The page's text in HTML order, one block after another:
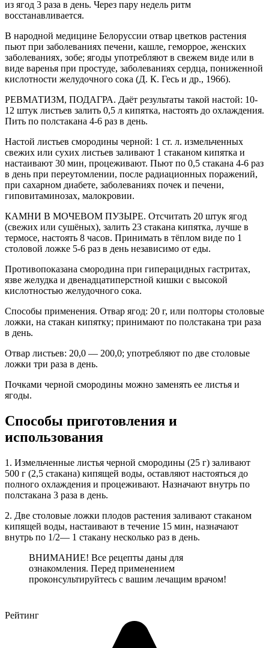
из ягод 3 раза в день. Через пару недель ритм
восстанавливается.
В народной медицине Белоруссии отвар цветков растения
пьют при заболеваниях печени, кашле, геморрое, женских
заболеваниях, зобе; ягоды употребляют в свежем виде или в
виде варенья при простуде, заболеваниях сердца, пониженной
кислотности желудочного сока (Д. К. Гесь и др., 1966).
РЕВМАТИЗМ, ПОДАГРА. Даёт результаты такой настой: 10-
12 штук листьев залить 0,5 л кипятка, настоять до охлаждения.
Пить по полстакана 4-6 раз в день.
Настой листьев смородины черной: 1 ст. л. измельченных
свежих или сухих листьев заливают 1 стаканом кипятка и
настаивают 30 мин, процеживают. Пьют по 0,5 стакана 4-6 раз
в день при переутомлении, после радиационных поражений,
при сахарном диабете, заболеваниях почек и печени,
гиповитаминозах, малокровии.
КАМНИ В МОЧЕВОМ ПУЗЫРЕ. Отсчитать 20 штук ягод
(свежих или сушёных), залить 23 стакана кипятка, лучше в
термосе, настоять 8 часов. Принимать в тёплом виде по 1
столовой ложке 5-6 раз в день независимо от еды.
Противопоказана смородина при гиперацидных гастритах,
язве желудка и двенадцатиперстной кишки с высокой
кислотностью желудочного сока.
Способы применения. Отвар ягод: 20 г, или полторы столовые
ложки, на стакан кипятку; принимают по полстакана три раза
в день.
Отвар листьев: 20,0 — 200,0; употребляют по две столовые
ложки три раза в день.
Почками черной смородины можно заменять ее листья и
ягоды.
Способы приготовления и
использования
1. Измельченные листья черной смородины (25 г) заливают
500 г (2,5 стакана) кипящей воды, оставляют настояться до
полного охлаждения и процеживают. Назначают внутрь по
полстакана 3 раза в день.
2. Две столовые ложки плодов растения заливают стаканом
кипящей воды, настаивают в течение 15 мин, назначают
внутрь по 1/2— 1 стакану несколько раз в день.
ВНИМАНИЕ! Все рецепты даны для
ознакомления. Перед применением
проконсультируйтесь с вашим лечащим врачом!
Рейтинг